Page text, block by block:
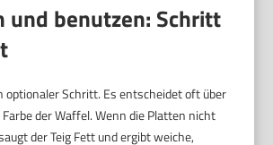
und benutzen: Schritt
optionaler Schritt. Es entscheidet oft über
Farbe der Waffel. Wenn die Platten nicht
der Teig Fett und ergibt weiche,